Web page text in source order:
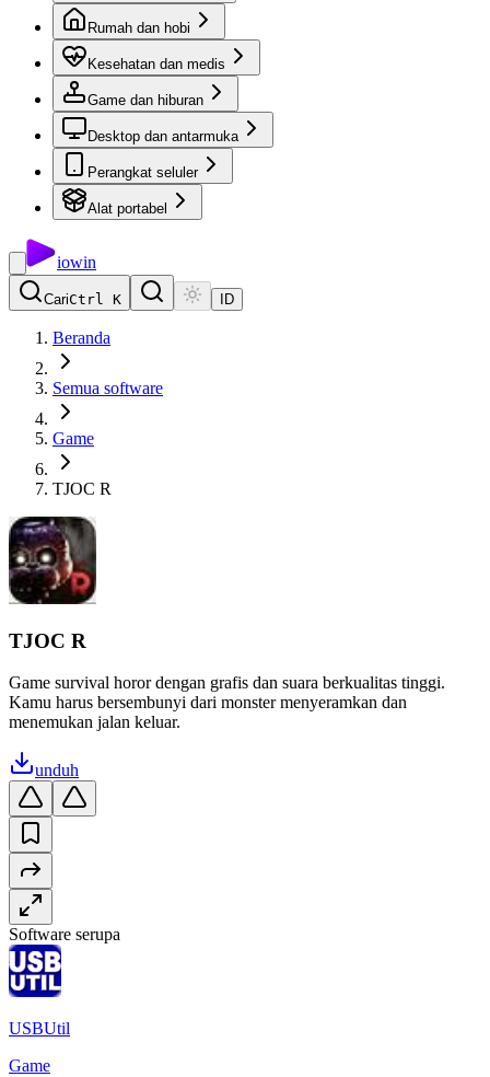
Rumah dan hobi
Kesehatan dan medis
Game dan hiburan
Desktop dan antarmuka
Perangkat seluler
Alat portabel
iowin
CariCtrl K ID
Beranda
Semua software
Game
TJOC R
TJOC R
Game survival horor dengan grafis dan suara berkualitas tinggi.
Kamu harus bersembunyi dari monster menyeramkan dan
menemukan jalan keluar.
unduh
Software serupa
USBUtil
Game